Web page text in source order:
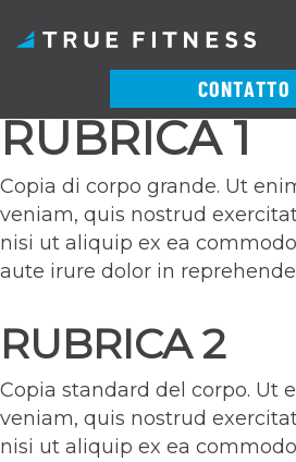
Vai
al
contenuto
CONTATTO
RUBRICA 1
Copia di corpo grande. Ut
veniam, quis nostrud
nisi ut aliquip ex ea
aute irure dolor in
RUBRICA 2
Copia standard del corpo. Ut
veniam, quis nostrud
nisi ut aliquip ex ea